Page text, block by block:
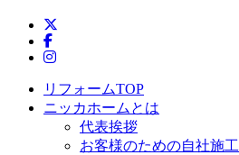
ニッカホーム公式Facebook
ニッカホーム公式Instagram
リフォームTOP
ニッカホームとは
代表挨拶
お客様のための自社施工